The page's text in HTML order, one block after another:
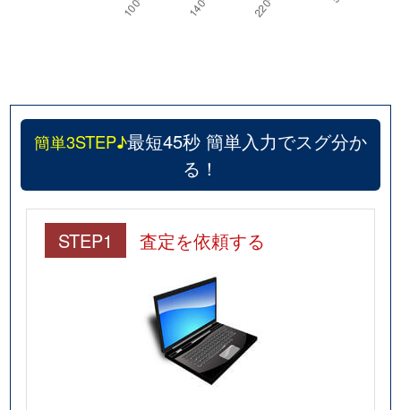
簡単3STEP♪最短45秒 簡単入力でスグ分か
る！
STEP1 査定を依頼する